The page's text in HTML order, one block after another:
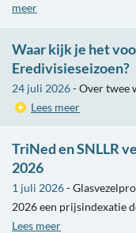
meer
Waar kijk je het
Eredivisieseizoen?
24 juli 2026- Over twee
Lees meer
TriNed en SNLLR
2026
1 juli 2026-
2026 een prijsindexatie
Lees meer